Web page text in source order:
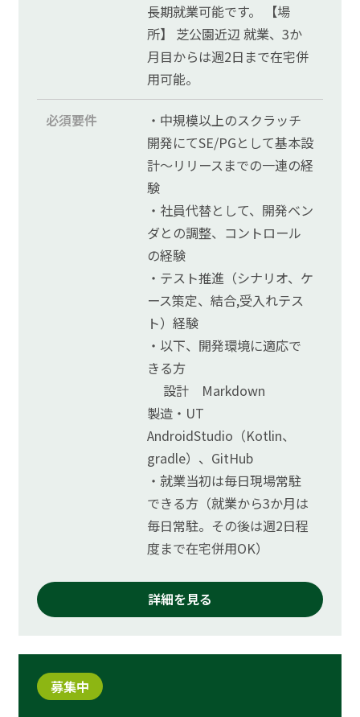
長期就業可能です。 【場
所】 芝公園近辺 就業、3か
月目からは週2日まで在宅併
用可能。
必須要件
・中規模以上のスクラッチ
開発にてSE/PGとして基本設
計～リリースまでの一連の経
験
・社員代替として、開発ベン
ダとの調整、コントロール
の経験
・テスト推進（シナリオ、ケ
ース策定、結合,受入れテス
ト）経験
・以下、開発環境に適応で
きる方
設計 Markdown
製造・UT
AndroidStudio（Kotlin、
gradle）、GitHub
・就業当初は毎日現場常駐
できる方（就業から3か月は
毎日常駐。その後は週2日程
度まで在宅併用OK）
詳細を見る
募集中